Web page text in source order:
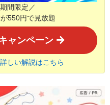
間限定／
が550円で見放題
ャンペーン
しい解説はこちら